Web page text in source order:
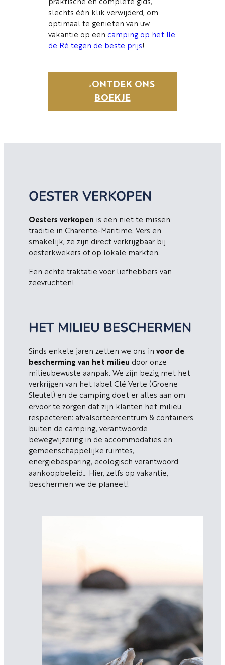
praktische en complete gids,
slechts één klik verwijderd, om
optimaal te genieten van uw
vakantie op een camping op het Ile
de Ré tegen de beste prijs!
ONTDEK ONS
BOEKJE
OESTER VERKOPEN
Oesters verkopen is een niet te missen
traditie in Charente-Maritime. Vers en
smakelijk, ze zijn direct verkrijgbaar bij
oesterkwekers of op lokale markten.
Een echte traktatie voor liefhebbers van
zeevruchten!
HET MILIEU BESCHERMEN
Sinds enkele jaren zetten we ons invoor de
bescherming van het milieu door onze
milieubewuste aanpak. We zijn bezig met het
verkrijgen van het label Clé Verte (Groene
Sleutel) en de camping doet er alles aan om
ervoor te zorgen dat zijn klanten het milieu
respecteren: afvalsorteercentrum & containers
buiten de camping, verantwoorde
bewegwijzering in de accommodaties en
gemeenschappelijke ruimtes,
energiebesparing, ecologisch verantwoord
aankoopbeleid… Hier, zelfs op vakantie,
beschermen we de planeet!